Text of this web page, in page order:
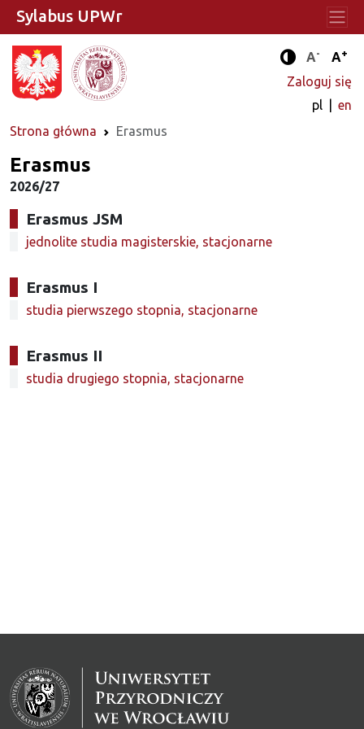
Tryb
A- A+
Zaloguj się
pl
en
Strona główna
Erasmus
Sylabus UPWr
Erasmus
2026/27
Erasmus JSM
jednolite studia magisterskie, stacjonarne
Erasmus I
studia pierwszego stopnia, stacjonarne
Erasmus II
studia drugiego stopnia, stacjonarne